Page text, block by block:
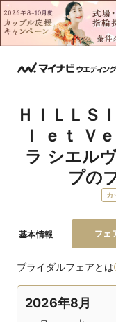
ＨＩＬＬＳ
ｌ ｅｔ Ｖ
ラ シエル
プの
カ
基本情報 フェ
ブライダルフェアとは
2026年8月